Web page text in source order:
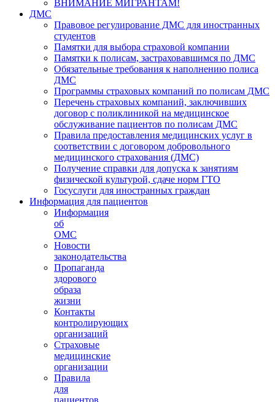
ВНИМАНИЕ МИГРАНТАМ!
ДМС
Правовое регулирование ДМС для иностранных
студентов
Памятки для выбора страховой компании
Памятки к полисам, застраховавшимся по ДМС
Обязательные требования к наполнению полиса
ДМС
Программы страховых компаний по полисам ДМС
Перечень страховых компаний, заключивших
договор с поликлиникой на медицинское
обслуживание пациентов по полисам ДМС
Правила предоставления медицинских услуг в
соответствии с договором добровольного
медицинского страхования (ДМС)
Получение справки для допуска к занятиям
физической культурой, сдаче норм ГТО
Госуслуги для иностранных граждан
Информация для пациентов
Информация
об
ОМС
Новости
законодательства
Пропаганда
здорового
образа
жизни
Контакты
контролирующих
организаций
Страховые
медицинские
организации
Правила
для
пациентов